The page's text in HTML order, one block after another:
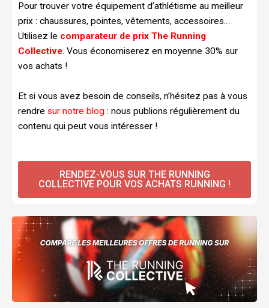
Pour trouver votre équipement d’athlétisme au meilleur
prix : chaussures, pointes, vêtements, accessoires…
Utilisez le comparateur de prix The Running
Collective. Vous économiserez en moyenne 30% sur
vos achats !
Et si vous avez besoin de conseils, n’hésitez pas à vous
rendre sur notre blog : nous publions régulièrement du
contenu qui peut vous intéresser !
RENDEZ-VOUS SUR THE RUNNING
COLLECTIVE POUR VOS ACHATS RUNNING !